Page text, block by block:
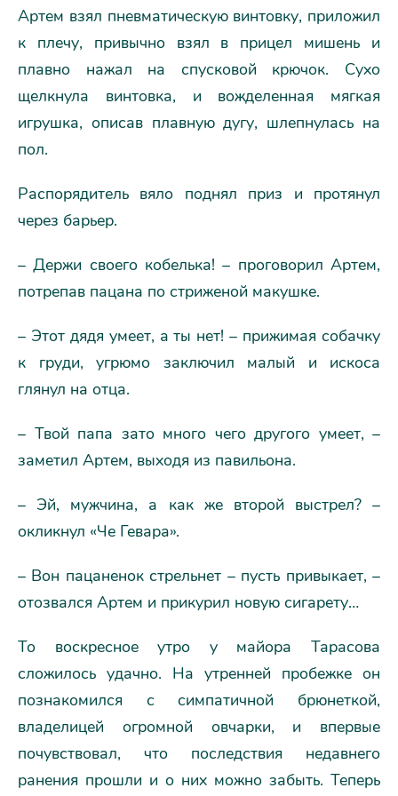
Артем взял пневматическую винтовку, приложил
к плечу, привычно взял в прицел мишень и
плавно нажал на спусковой крючок. Сухо
щелкнула винтовка, и вожделенная мягкая
игрушка, описав плавную дугу, шлепнулась на
пол.
Распорядитель вяло поднял приз и протянул
через барьер.
– Держи своего кобелька! – проговорил Артем,
потрепав пацана по стриженой макушке.
– Этот дядя умеет, а ты нет! – прижимая собачку
к груди, угрюмо заключил малый и искоса
глянул на отца.
– Твой папа зато много чего другого умеет, –
заметил Артем, выходя из павильона.
– Эй, мужчина, а как же второй выстрел? –
окликнул «Че Гевара».
– Вон пацаненок стрельнет – пусть привыкает, –
отозвался Артем и прикурил новую сигарету…
То воскресное утро у майора Тарасова
сложилось удачно. На утренней пробежке он
познакомился с симпатичной брюнеткой,
владелицей огромной овчарки, и впервые
почувствовал, что последствия недавнего
ранения прошли и о них можно забыть. Теперь